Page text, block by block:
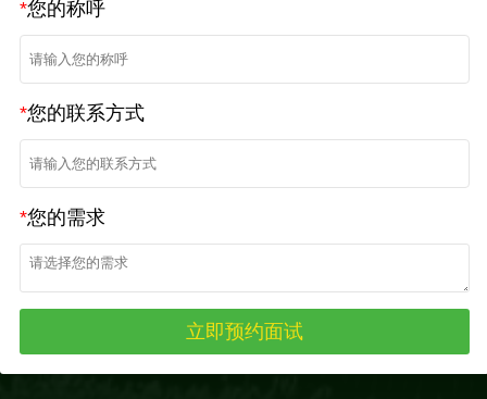
*您的称呼
*您的联系方式
*您的需求